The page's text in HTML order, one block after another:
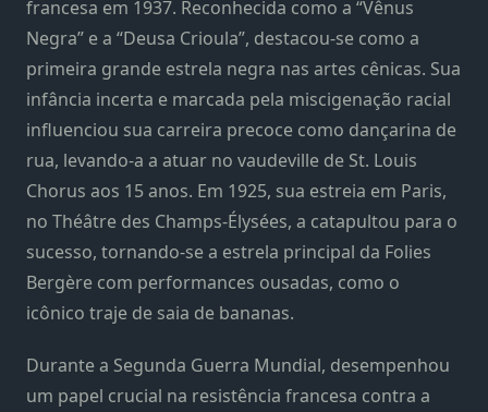
francesa em 1937. Reconhecida como a “Vênus
Negra” e a “Deusa Crioula”, destacou-se como a
primeira grande estrela negra nas artes cênicas. Sua
infância incerta e marcada pela miscigenação racial
influenciou sua carreira precoce como dançarina de
rua, levando-a a atuar no vaudeville de St. Louis
Chorus aos 15 anos. Em 1925, sua estreia em Paris,
no Théâtre des Champs-Élysées, a catapultou para o
sucesso, tornando-se a estrela principal da Folies
Bergère com performances ousadas, como o
icônico traje de saia de bananas.
Durante a Segunda Guerra Mundial, desempenhou
um papel crucial na resistência francesa contra a